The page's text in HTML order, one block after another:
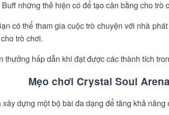
những thẻ hiện có để tạo cân bằng cho trò
có thể tham gia cuộc trò chuyện với nhà
trò chơi.
thưởng hấp dẫn khi đạt được các thành tích
Mẹo chơi Crystal Soul
dựng một bộ bài đa dạng để tăng khả